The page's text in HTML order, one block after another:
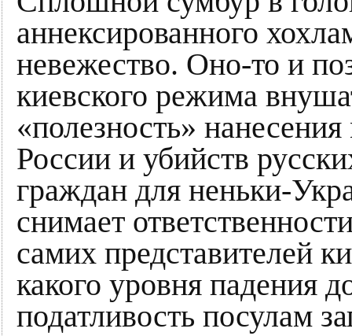
аннексированного
невежество. Оно-то и
киевского режима
«полезность»
России и убийств
граждан для неньки-
снимает
самих представителей
какого уровня падения
податливость посулам